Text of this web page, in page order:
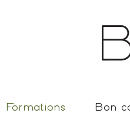
Formations Bon